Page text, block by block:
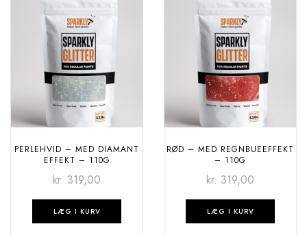
PERLEHVID – MED DIAMANT
EFFEKT – 110G
kr. 319,00
LÆG I KURV
RØD – MED REGNBUEEFFEKT
– 110G
kr. 319,00
LÆG I KURV